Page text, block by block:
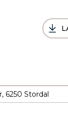
6250 Stordal